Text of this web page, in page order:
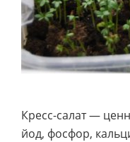
Кресс-салат —
йод, фосфор,